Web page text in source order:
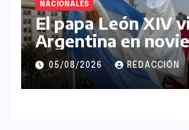
NACIONALES
El papa León XIV
Argentina en
05/08/2026 REDACCIÓN